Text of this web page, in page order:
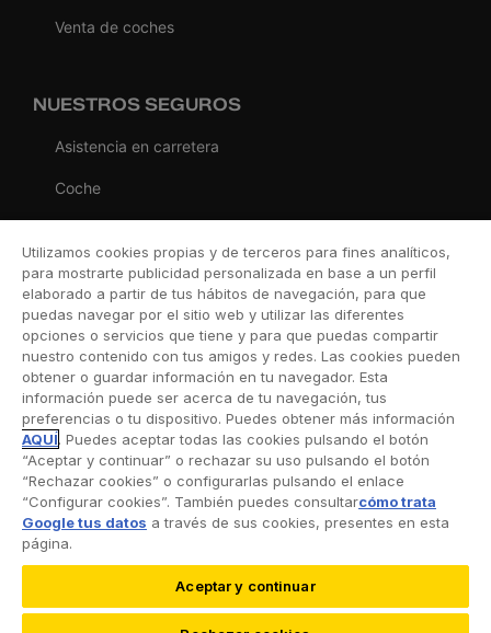
Venta de coches
NUESTROS SEGUROS
Asistencia en carretera
Coche
Viaje
Hogar
Vida
Decesos
Dental
Deportivo
Esquí
Utilizamos cookies propias y de terceros para fines analíticos,
para mostrarte publicidad personalizada en base a un perfil
elaborado a partir de tus hábitos de navegación, para que
puedas navegar por el sitio web y utilizar las diferentes
opciones o servicios que tiene y para que puedas compartir
nuestro contenido con tus amigos y redes. Las cookies pueden
obtener o guardar información en tu navegador. Esta
información puede ser acerca de tu navegación, tus
preferencias o tu dispositivo. Puedes obtener más información
AQUÍ. Puedes aceptar todas las cookies pulsando el botón
“Aceptar y continuar” o rechazar su uso pulsando el botón
“Rechazar cookies” o configurarlas pulsando el enlace
“Configurar cookies”. También puedes consultarcómo trata
Google tus datos a través de sus cookies, presentes en esta
página.
Aceptar y continuar